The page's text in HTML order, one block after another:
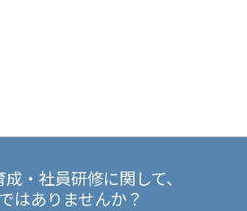
・社員研修に関して、
はありませんか？